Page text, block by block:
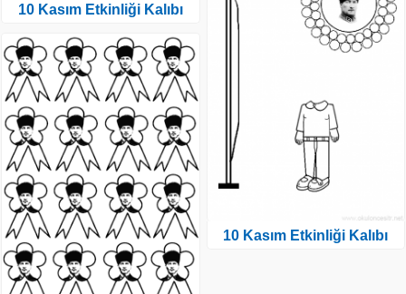
10 Kasım Etkinliği Kalıbı
10 Kasım Etkinliği Kalıbı